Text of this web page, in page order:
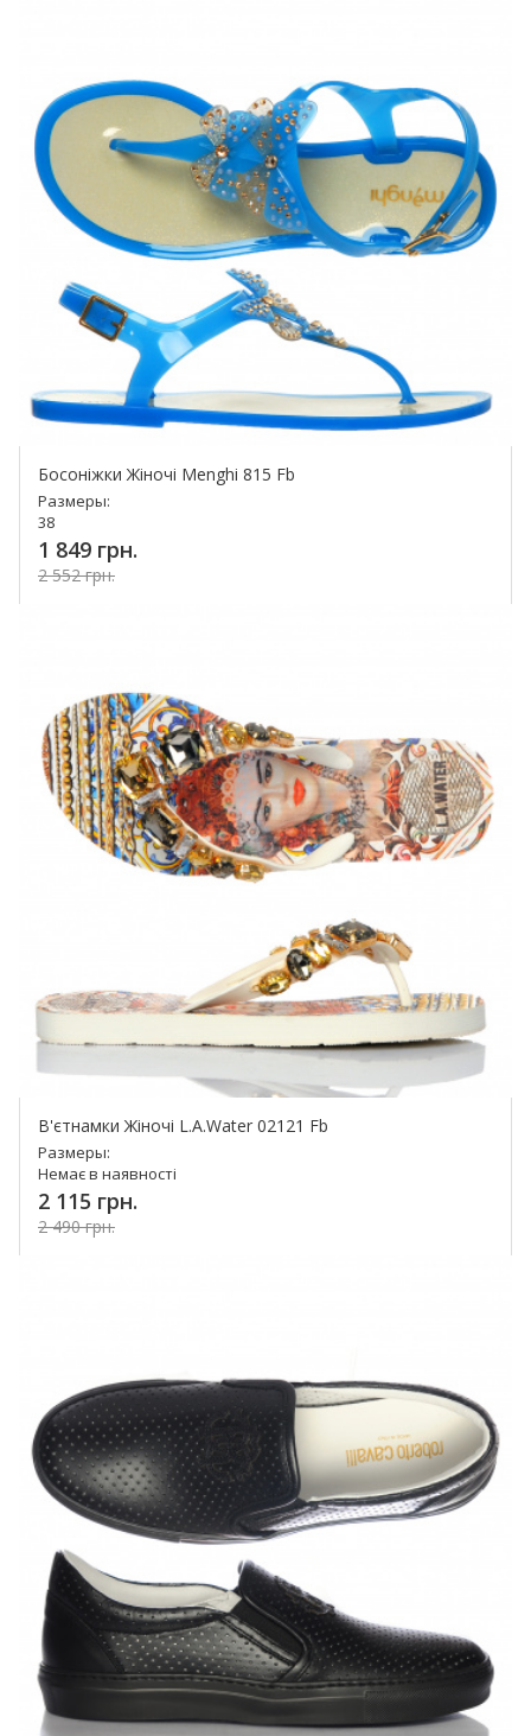
Босоніжки Жіночі Menghi 815 Fb
Размеры:
38
1 849 грн.
2 552 грн.
В'єтнамки Жіночі L.A.Water 02121 Fb
Размеры:
Немає в наявності
2 115 грн.
2 490 грн.